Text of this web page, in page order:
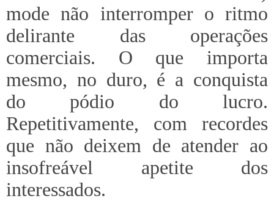
mode não interromper o ritmo
delirante das operações
comerciais. O que importa
mesmo, no duro, é a conquista
do pódio do lucro.
Repetitivamente, com recordes
que não deixem de atender ao
insofreável apetite dos
interessados.